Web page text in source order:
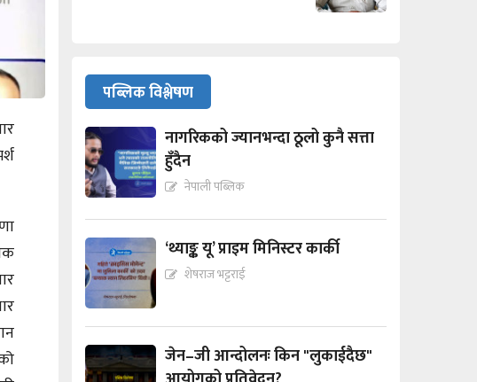
पब्लिक विश्लेषण
नागरिकको ज्यानभन्दा ठूलो कुनै सत्ता
हुँदैन
नेपाली पब्लिक
‘थ्याङ्क यू’ प्राइम मिनिस्टर कार्की
शेषराज भट्टराई
जेन–जी आन्दोलनः किन "लुकाईदैछ"